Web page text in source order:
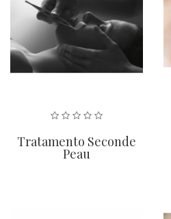
Tratamento Seconde
Peau